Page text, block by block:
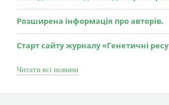
Розширена інформація про авторів.
Старт сайту журналу «Генетичні
Читати всі новини